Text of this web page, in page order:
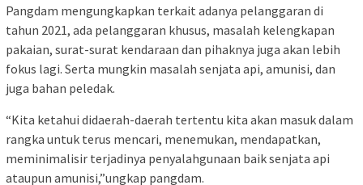
Pangdam mengungkapkan terkait adanya pelanggaran di
tahun 2021, ada pelanggaran khusus, masalah kelengkapan
pakaian, surat-surat kendaraan dan pihaknya juga akan lebih
fokus lagi. Serta mungkin masalah senjata api, amunisi, dan
juga bahan peledak.
“Kita ketahui didaerah-daerah tertentu kita akan masuk dalam
rangka untuk terus mencari, menemukan, mendapatkan,
meminimalisir terjadinya penyalahgunaan baik senjata api
ataupun amunisi,”ungkap pangdam.